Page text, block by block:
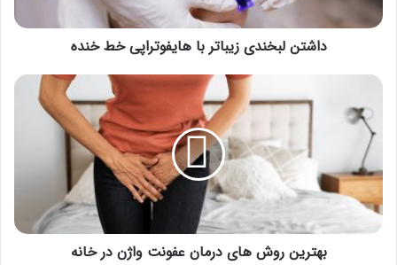
داشتن لبخندی زیباتر با هایفوتراپی خط خنده
بهترین
های
درمان
عفونت
واژن
در
خانه
بهترین روش های درمان عفونت واژن در خانه